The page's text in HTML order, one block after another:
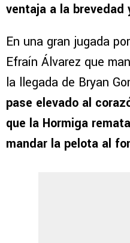
ventaja a la brevedad
En una gran jugada
Efraín Álvarez que
la llegada de Bryan
pase elevado al
que la Hormiga
mandar la pelota al